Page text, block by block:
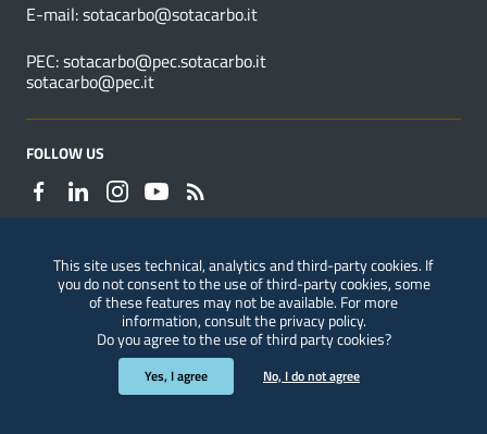
E-mail:sotacarbo@sotacarbo.it
PEC:sotacarbo@pec.sotacarbo.it
sotacarbo@pec.it
FOLLOW US
Reporting of violations
Useful Links Section
Legal notices | Accessibility
This site uses technical, analytics and third-party cookies. If
you do not consent to the use of third-party cookies, some
of these features may not be available. For more
information, consult theprivacy policy.
Do you agree to the use of third party cookies?
Yes, I agree No, I do not agree